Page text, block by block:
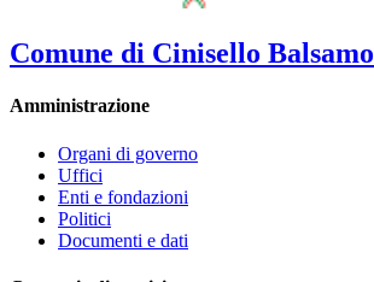
Comune di Cinisello Balsamo
Amministrazione
Organi di governo
Uffici
Enti e fondazioni
Politici
Documenti e dati